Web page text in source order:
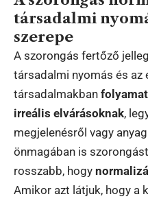
társadalmi
szerepe
A szorongás fertőző
társadalmi nyomás és az
társadalmakban
irreális elvárásoknak,
megjelenésről vagy
önmagában is
rosszabb, hogy
Amikor azt látjuk, hogy a